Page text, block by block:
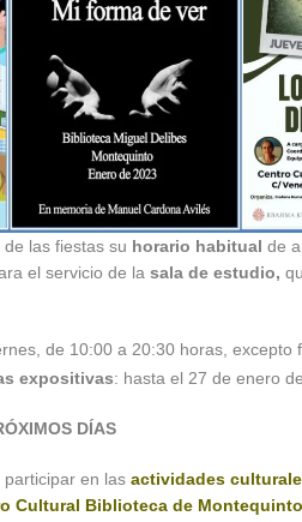
las fiestas su horario habitual de
el servicio de la sala de estudio,
de 10:00 a 20:30 horas, excepto
expositivas: hasta el 27 de enero
DÍAS
en las actividades
Cultural Biblioteca de